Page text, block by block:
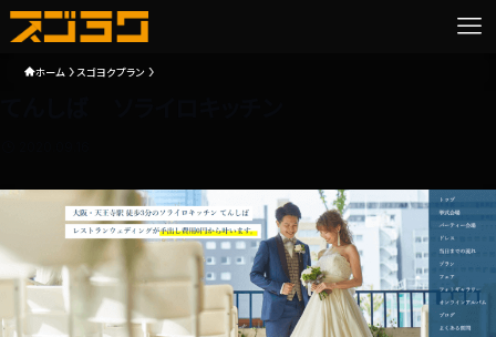
ホーム スゴヨクプラン